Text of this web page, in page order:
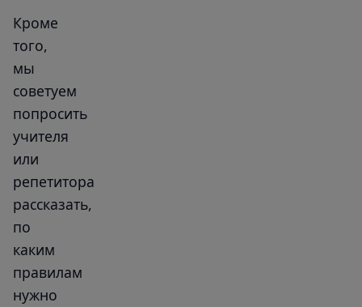
Кроме
того,
мы
советуем
попросить
учителя
или
репетитора
рассказать,
по
каким
правилам
нужно